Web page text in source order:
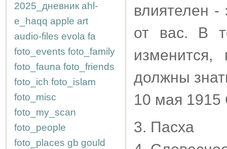
2025_дневник ahl-
e_haqq apple art
audio-files evola fa
foto_events foto_family
foto_fauna foto_friends
foto_ich foto_islam
foto_misc
foto_my_scan
foto_people
foto_places gb gould
влиятелен -
от вас. В
должны
10 мая
3. Пасха